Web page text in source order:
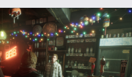
harc közben a
miatt, ha éppen 2-3
péppé verni
vagy szobában, a
alap ebben a
nem sokat
frusztrációt annál